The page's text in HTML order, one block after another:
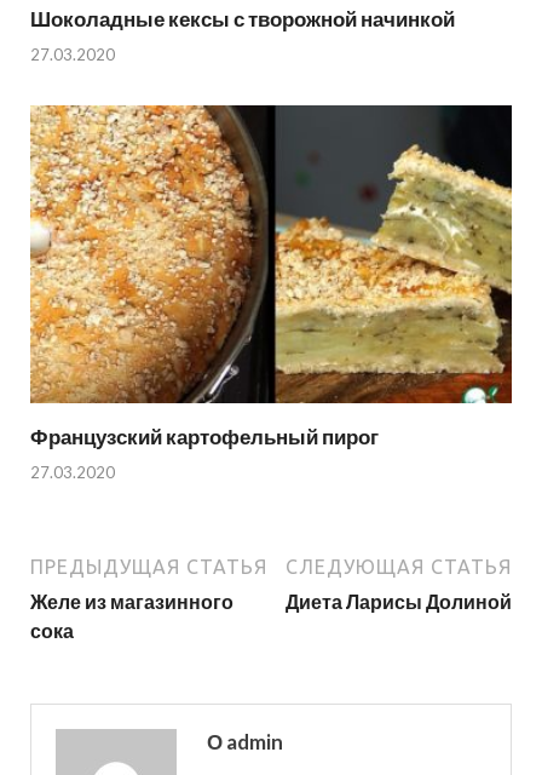
Шоколадные кексы с творожной начинкой
27.03.2020
Французский картофельный пирог
27.03.2020
ПРЕДЫДУЩАЯ СТАТЬЯ
Желе из магазинного
сока
СЛЕДУЮЩАЯ СТАТЬЯ
Диета Ларисы Долиной
О admin